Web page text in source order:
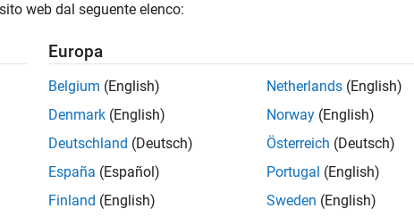
web dal seguente elenco:
Europa
Belgium (English)
Denmark (English)
Deutschland (Deutsch)
España (Español)
Finland (English)
Netherlands (English)
Norway (English)
Österreich (Deutsch)
Portugal (English)
Sweden (English)